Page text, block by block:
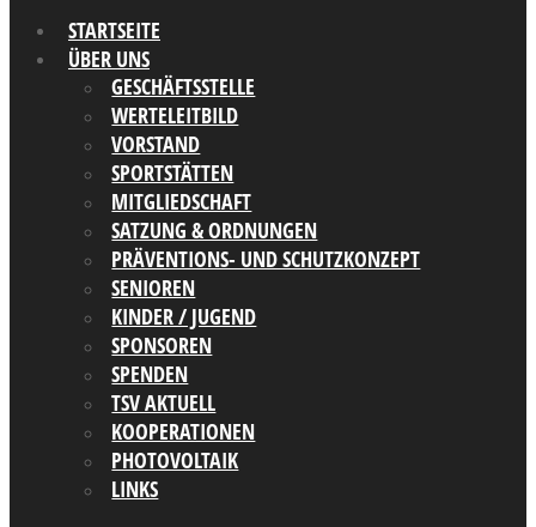
STARTSEITE
ÜBER UNS
GESCHÄFTSSTELLE
WERTELEITBILD
VORSTAND
SPORTSTÄTTEN
MITGLIEDSCHAFT
SATZUNG & ORDNUNGEN
PRÄVENTIONS- UND SCHUTZKONZEPT
SENIOREN
KINDER / JUGEND
SPONSOREN
SPENDEN
TSV AKTUELL
KOOPERATIONEN
PHOTOVOLTAIK
LINKS